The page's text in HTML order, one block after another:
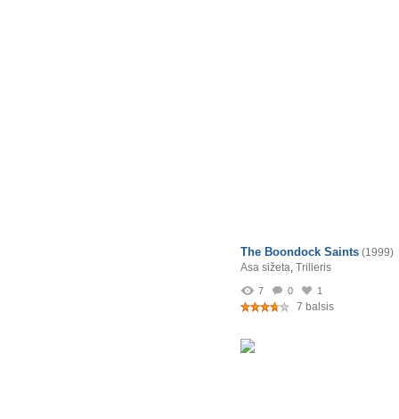
The Boondock Saints (1999)
Asa sižeta, Trilleris
7 0 1
7 balsis